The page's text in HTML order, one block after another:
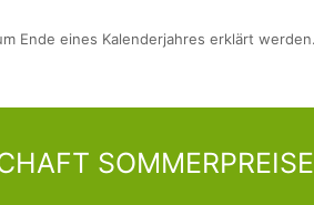
Ende eines Kalenderjahres erklärt